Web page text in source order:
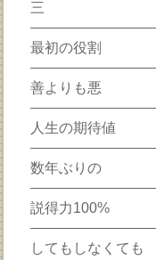
三
最初の役割
善よりも悪
人生の期待値
数年ぶりの
説得力100%
してもしなくても